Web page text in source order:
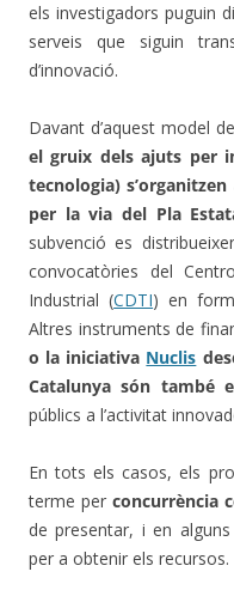
els investigadors puguin
serveis que siguin
d’innovació.
Davant d’aquest model
el gruix dels ajuts per
tecnologia)
per la via del Pla
subvenció es
convocatòries del
Industrial (CDTI) en
Altres instruments de
o la iniciativa Nuclis
Catalunya són també
públics a l’activitat
En tots els casos, els
terme per concurrència
de presentar, i en
per a obtenir els recursos.